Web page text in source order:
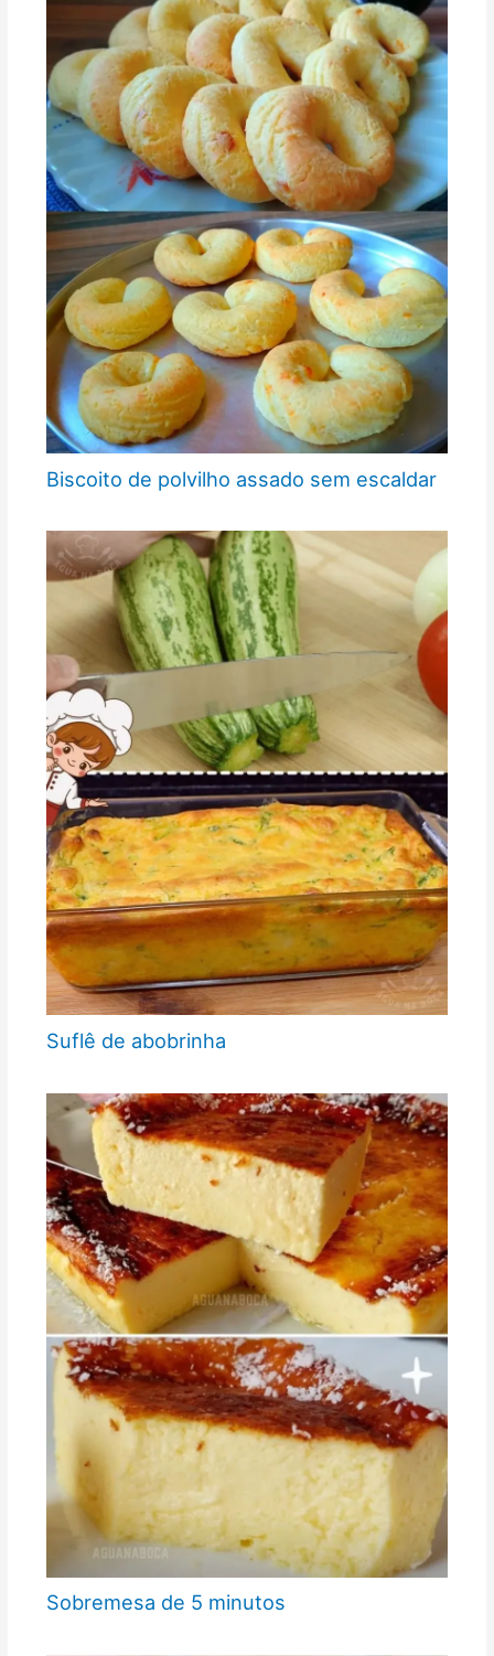
Biscoito de polvilho assado sem escaldar
Suflê de abobrinha
Sobremesa de 5 minutos